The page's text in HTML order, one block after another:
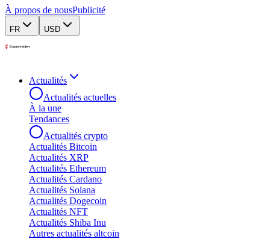
À propos de nousPublicité
FR USD
Actualités
Actualités actuelles
À la une
Tendances
Actualités crypto
Actualités Bitcoin
Actualités XRP
Actualités Ethereum
Actualités Cardano
Actualités Solana
Actualités Dogecoin
Actualités NFT
Actualités Shiba Inu
Autres actualités altcoin